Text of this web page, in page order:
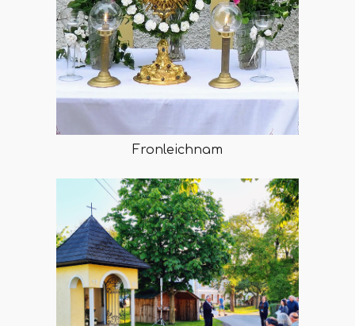
Fronleichnam